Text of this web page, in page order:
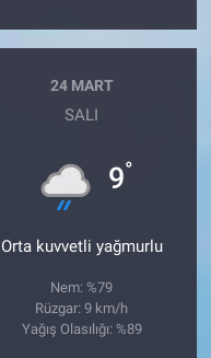
24 MART
SALI
9°
Orta kuvvetli yağmurlu
Nem: %79
Rüzgar: 9 km/h
Yağış Olasılığı: %89